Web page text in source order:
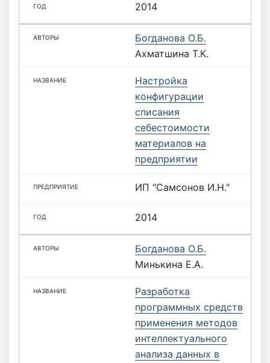
2014
Богданова О.Б.
Ахматшина Т.К.
Настройка
конфигурации
списания
себестоимости
материалов на
предприятии
ИП "Самсонов И.Н."
2014
Богданова О.Б.
Минькина Е.А.
Разработка
программных средств
применения методов
интеллектуального
анализа данных в